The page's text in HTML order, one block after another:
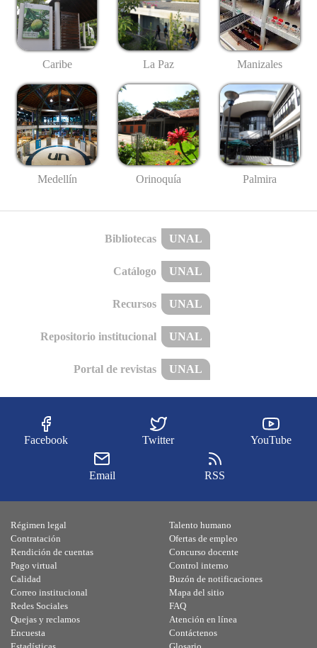
Caribe La Paz Manizales
Medellín Orinoquía Palmira
Bibliotecas UNAL
Catálogo UNAL
Recursos UNAL
Repositorio institucional UNAL
Portal de revistas UNAL
Facebook Twitter YouTube
Email RSS
Régimen legal
Contratación
Rendición de cuentas
Pago virtual
Calidad
Talento humano
Ofertas de empleo
Concurso docente
Control interno
Buzón de notificaciones
Correo institucional
Redes Sociales
Quejas y reclamos
Encuesta
Mapa del sitio
FAQ
Atención en línea
Contáctenos